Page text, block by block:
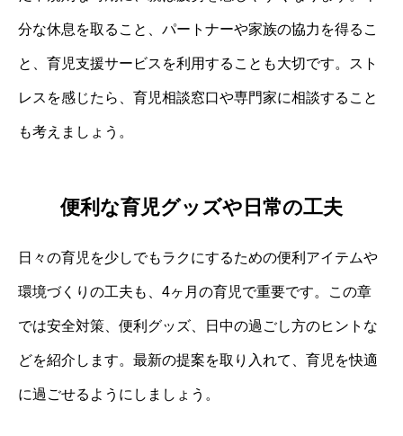
分な休息を取ること、パートナーや家族の協力を得るこ
と、育児支援サービスを利用することも大切です。スト
レスを感じたら、育児相談窓口や専門家に相談すること
も考えましょう。
便利な育児グッズや日常の工夫
日々の育児を少しでもラクにするための便利アイテムや
環境づくりの工夫も、4ヶ月の育児で重要です。この章
では安全対策、便利グッズ、日中の過ごし方のヒントな
どを紹介します。最新の提案を取り入れて、育児を快適
に過ごせるようにしましょう。